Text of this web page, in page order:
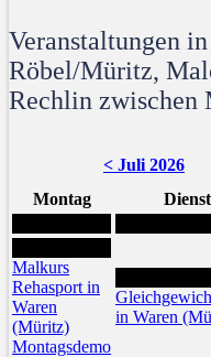
Veranstaltungen
Röbel/Müritz,
Rechlin zwischen
< Juli 2026
Montag
Malkurs
Rehasport in
Waren
(Müritz)
Montagsdemo
in Waren